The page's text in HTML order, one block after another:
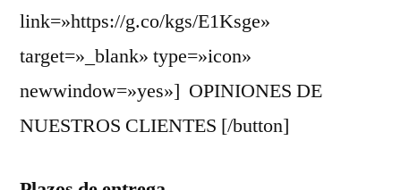
link=»https://g.co/kgs/E1Ksge»
target=»_blank» type=»icon»
newwindow=»yes»] OPINIONES DE
NUESTROS CLIENTES [/button]